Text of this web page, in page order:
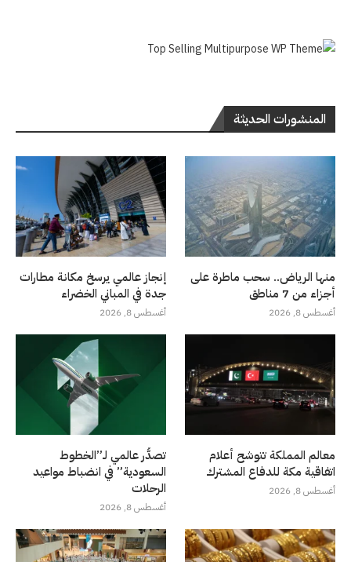
المنشورات الحديثة
منها الرياض.. سحب ماطرة على
أجزاء من 7 مناطق
أغسطس 8, 2026
إنجاز عالمي يرسخ مكانة مطارات
جدة في المباني الخضراء
أغسطس 8, 2026
معالم المملكة تتوشح أعلام
اتفاقية مكة للدفاع المشترك
أغسطس 8, 2026
تصدُّر عالمي لـ”الخطوط
السعودية” في انضباط مواعيد
الرحلات
أغسطس 8, 2026